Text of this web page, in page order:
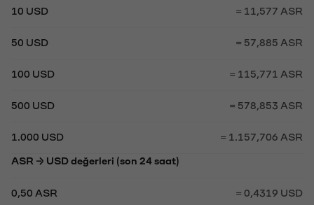
10 USD = 11,577 ASR
50 USD = 57,885 ASR
100 USD = 115,771 ASR
500 USD = 578,853 ASR
1.000 USD = 1.157,706 ASR
ASR → USD değerleri (son 24 saat)
0,50 ASR = 0,4319 USD